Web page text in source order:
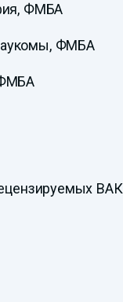
ФМБА
ФМБА
ФМБА